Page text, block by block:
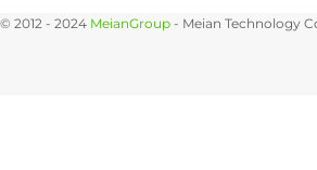
© 2012 - 2024 MeianGroup- Meian Technology